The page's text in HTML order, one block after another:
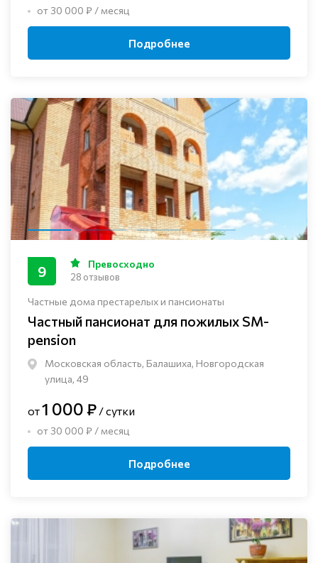
от 30 000 ₽ / месяц
Подробнее
Частные дома престарелых и пансионаты
Частный пансионат для пожилых SM-
pension
Московская область, Балашиха, Новгородская
улица, 49
9 Превосходно
28 отзывов
от1 000 ₽ / сутки
от 30 000 ₽ / месяц
Подробнее